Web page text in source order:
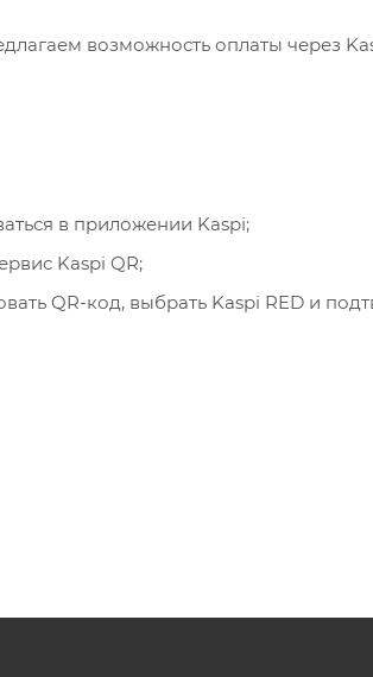
возможность оплаты через
в приложении Kaspi;
Kaspi QR;
QR-код, выбрать Kaspi RED и